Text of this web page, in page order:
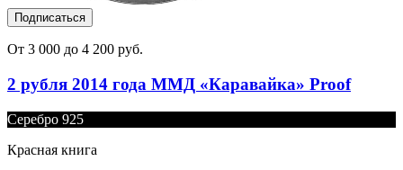
Подписаться
От 3 000 до 4 200 руб.
2 рубля 2014 года ММД «Каравайка» Proof
Серебро 925
Красная книга